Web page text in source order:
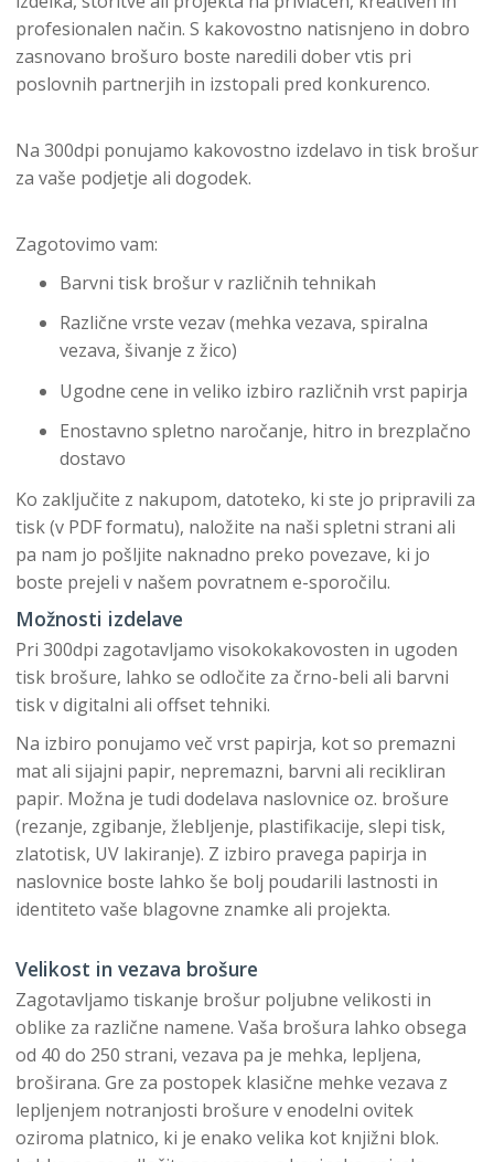
profesionalen način. S kakovostno natisnjeno in dobro
zasnovano brošuro boste naredili dober vtis pri
poslovnih partnerjih in izstopali pred konkurenco.
Na 300dpi ponujamo kakovostno izdelavo in tisk brošur
za vaše podjetje ali dogodek.
Zagotovimo vam:
Barvni tisk brošur v različnih tehnikah
Različne vrste vezav (mehka vezava, spiralna
vezava, šivanje z žico)
Ugodne cene in veliko izbiro različnih vrst papirja
Enostavno spletno naročanje, hitro in brezplačno
dostavo
Ko zaključite z nakupom, datoteko, ki ste jo pripravili za
tisk (v PDF formatu), naložite na naši spletni strani ali
pa nam jo pošljite naknadno preko povezave, ki jo
boste prejeli v našem povratnem e-sporočilu.
Možnosti izdelave
Pri 300dpi zagotavljamo visokokakovosten in ugoden
tisk brošure, lahko se odločite za črno-beli ali barvni
tisk v digitalni ali offset tehniki.
Na izbiro ponujamo več vrst papirja, kot so premazni
mat ali sijajni papir, nepremazni, barvni ali recikliran
papir. Možna je tudi dodelava naslovnice oz. brošure
(rezanje, zgibanje, žlebljenje, plastifikacije, slepi tisk,
zlatotisk, UV lakiranje). Z izbiro pravega papirja in
naslovnice boste lahko še bolj poudarili lastnosti in
identiteto vaše blagovne znamke ali projekta.
Velikost in vezava brošure
Zagotavljamo tiskanje brošur poljubne velikosti in
oblike za različne namene. Vaša brošura lahko obsega
od 40 do 250 strani, vezava pa je mehka, lepljena,
broširana. Gre za postopek klasične mehke vezava z
lepljenjem notranjosti brošure v enodelni ovitek
oziroma platnico, ki je enako velika kot knjižni blok.